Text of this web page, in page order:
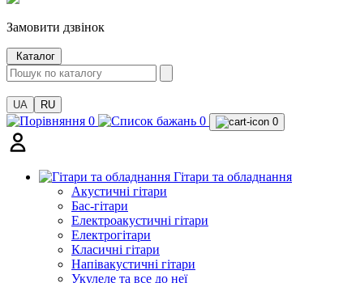
Замовити дзвінок
Каталог
UA RU
0 0 0
Гітари та обладнання
Акустичні гітари
Бас-гітари
Електроакустичні гітари
Електрогітари
Класичні гітари
Напівакустичні гітари
Укулеле та все до неї